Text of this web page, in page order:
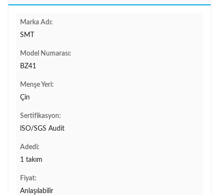
Marka Adı:
SMT
Model Numarası:
BZ41
Menşe Yeri:
Çin
Sertifikasyon:
lSO/SGS Audit
Adedi:
1 takım
Fiyat:
Anlaşılabilir